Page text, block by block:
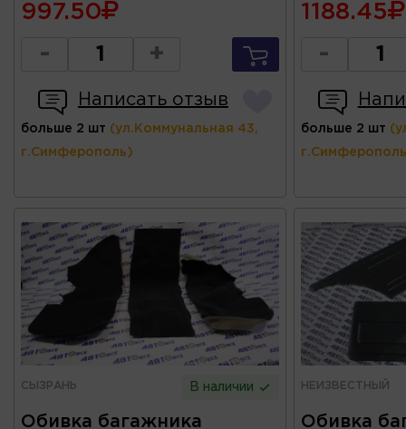
997.50
- +
Написать отзыв
больше 2 шт (ул.Коммунальная 43,
г.Симферополь)
1188.45
-
больше 2 шт
СЫЗРАНЬ В наличии
Обивка багажника
НЕИЗВЕСТНЫЙ
Обивка